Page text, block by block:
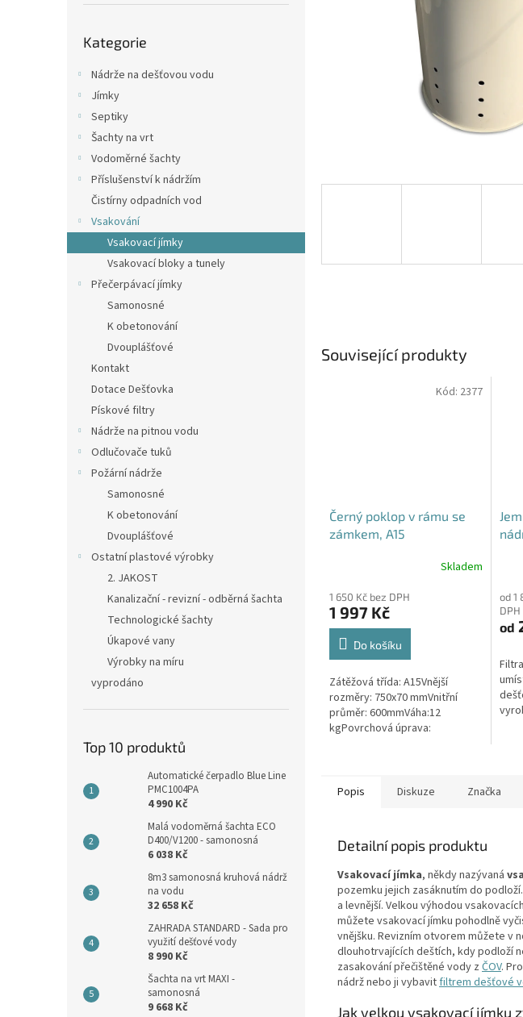
kategorie
Kategorie
Nádrže na dešťovou vodu
Jímky
Septiky
Šachty na vrt
Vodoměrné šachty
Příslušenství k nádržím
Čistírny odpadních vod
Vsakování
Vsakovací jímky
Vsakovací bloky a tunely
Přečerpávací jímky
Samonosné
K obetonování
Dvouplášťové
Kontakt
Dotace Dešťovka
Pískové filtry
Nádrže na pitnou vodu
Odlučovače tuků
Požární nádrže
Samonosné
K obetonování
Dvouplášťové
Ostatní plastové výrobky
2. JAKOST
Kanalizační - revizní - odběrná šachta
Technologické šachty
Úkapové vany
Výrobky na míru
vyprodáno
Top 10 produktů
Automatické čerpadlo Blue Line
PMC1004PA
4 990 Kč
Malá vodoměrná šachta ECO
D400/V1200 - samonosná
6 038 Kč
8m3 samonosná kruhová nádrž
na vodu
32 658 Kč
ZAHRADA STANDARD - Sada pro
využití dešťové vody
8 990 Kč
Šachta na vrt MAXI -
samonosná
9 668 Kč
Související produkty
Černý poklop v rámu se
zámkem, A15
produktu
je
4,5
5
hvězdiček.
Skladem
1 650 Kč bez DPH
1 997 Kč
Do košíku
Zátěžová třída: A15Vnější
rozměry: 750x70 mmVnitřní
průměr: 600mmVáha:12
kgPovrchová úprava:
Kód: 2377
je
4,6
5
od 1
DPH
od
Popis Diskuze Značka
Detailní popis produktu
Vsakovací jímka, někdy nazývaná
pozemku jejich zasáknutím do
a levnější. Velkou výhodou
můžete vsakovací jímku pohodlně
vnějšku. Revizním otvorem můžete v
dlouhotrvajících deštích, kdy podloží
zasakování přečištěné vody z ČOV.
nádrž nebo ji vybavitfiltrem dešťové
Jak velkou vsakovací jímku